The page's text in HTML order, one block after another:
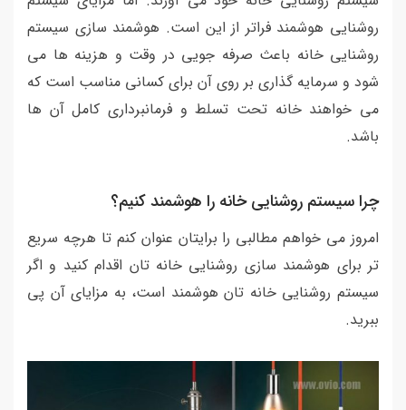
روشنایی هوشمند فراتر از این است. هوشمند سازی سیستم
روشنایی خانه باعث صرفه جویی در وقت و هزینه ها می
شود و سرمایه گذاری بر روی آن برای کسانی مناسب است که
می خواهند خانه تحت تسلط و فرمانبرداری کامل آن ها
باشد.
چرا سیستم روشنایی خانه را هوشمند کنیم؟
امروز می خواهم مطالبی را برایتان عنوان کنم تا هرچه سریع
تر برای هوشمند سازی روشنایی خانه تان اقدام کنید و اگر
سیستم روشنایی خانه تان هوشمند است، به مزایای آن پی
ببرید.